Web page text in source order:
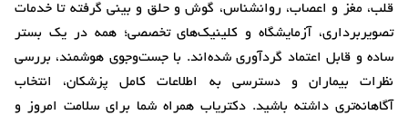
قلب، مغز و اعصاب، روانشناس، گوش و حلق و بینی گرفته تا خدمات
تصویربرداری، آزمایشگاه و کلینیک‌های تخصصی؛ همه در یک بستر
ساده و قابل اعتماد گردآوری شده‌اند. با جست‌وجوی هوشمند، بررسی
نظرات بیماران و دسترسی به اطلاعات کامل پزشکان، انتخاب
آگاهانه‌تری داشته باشید. دکتریاب همراه شما برای سلامت امروز و